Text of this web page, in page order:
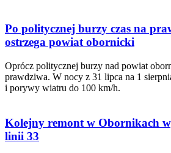
Po politycznej burzy czas na
ostrzega powiat obornicki
Oprócz politycznej burzy nad powiat
prawdziwa. W nocy z 31 lipca na 1
i porywy wiatru do 100 km/h.
Kolejny remont w Obornikach
linii 33